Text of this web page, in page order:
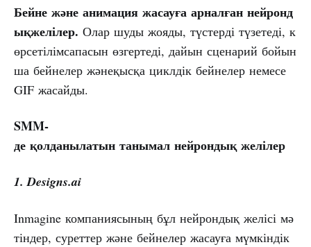
Бейне және анимация жасауға арналған нейронд
ықжелілер. Олар шуды жояды, түстерді түзетеді, к
өрсетілімсапасын өзгертеді, дайын сценарий бойын
ша бейнелер жәнеқысқа циклдік бейнелер немесе
GIF жасайды.
SMM-
де қолданылатын танымал нейрондық желілер
1. Designs.ai
Inmagine компаниясының бұл нейрондық желісі мә
тіндер, суреттер және бейнелер жасауға мүмкіндік